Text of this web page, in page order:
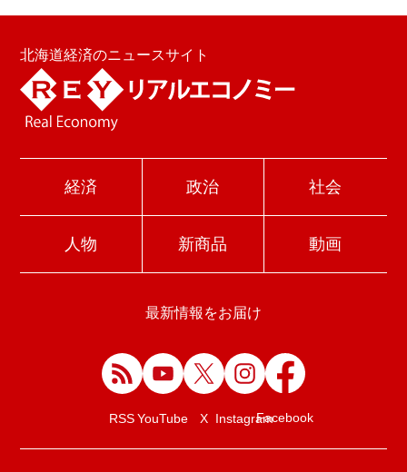
北海道経済のニュースサイト
経済 政治 社会
人物 新商品 動画
最新情報をお届け
RSSYouTube X InstagramFacebook